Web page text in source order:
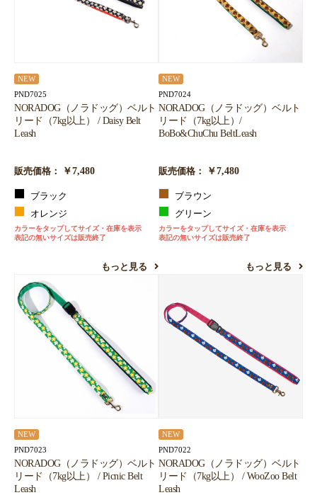
NEW
PND7025
NORADOG（ノラドッグ）ベルト
リード（7kg以上） / Daisy Belt
Leash
販売価格： ￥7,480
ブラック
オレンジ
カラーをタップしてサイズ・在庫を表示
表記の無いサイズは販売終了
もっと見る
NEW
PND7024
NORADOG（ノラドッグ）ベルト
リード（7kg以上）/
BoBo&ChuChu BeltLeash
販売価格： ￥7,480
ブラウン
グリーン
カラーをタップしてサイズ・在庫を表示
表記の無いサイズは販売終了
もっと見る
NEW
PND7023
NORADOG（ノラドッグ）ベルト
リード（7kg以上） / Picnic Belt
Leash
NEW
PND7022
NORADOG（ノラドッグ）ベルト
リード（7kg以上） / WooZoo Belt
Leash
お買い物を続ける カートへ進む